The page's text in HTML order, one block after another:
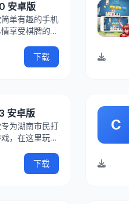
安卓版
单有趣的手机
享受棋牌的乐
牌是一款广西
牌类游戏，上手
下载
安卓版
为湖南市民打
，在这里玩法
逼真的游戏特
下载吧！软件
下载
C